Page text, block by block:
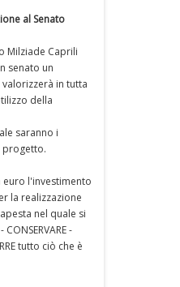
al Senato
Milziade Caprili
senato un
in tutta
della
saranno i
euro l'investimento
la realizzazione
nel quale si
CONSERVARE -
tutto ciò che è